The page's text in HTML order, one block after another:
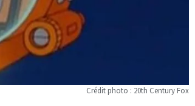
Crédit photo : 20th Century Fox